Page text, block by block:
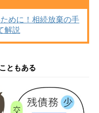
めに！相続放棄の手
解説
ともある